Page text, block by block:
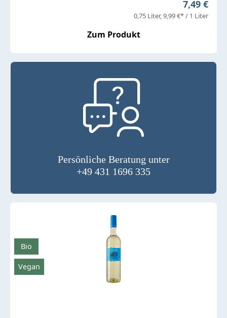
Regulärer
7,49 €
0,75 Liter 9,99 €* / 1 Liter
Zum Produkt
Persönliche Beratung unter
+49 431 1696 335
Bio
Vegan